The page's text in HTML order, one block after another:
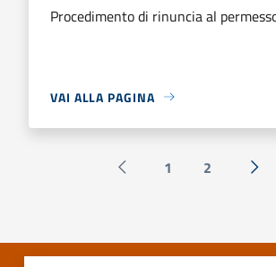
Procedimento di rinuncia al
VAI ALLA PAGINA
Pagina precedente
1 2